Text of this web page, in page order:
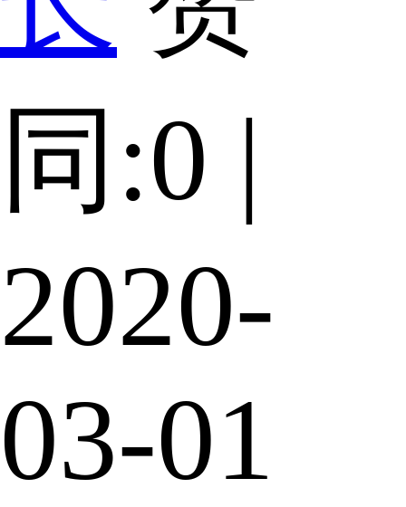
同:0 |
2020-
03-01